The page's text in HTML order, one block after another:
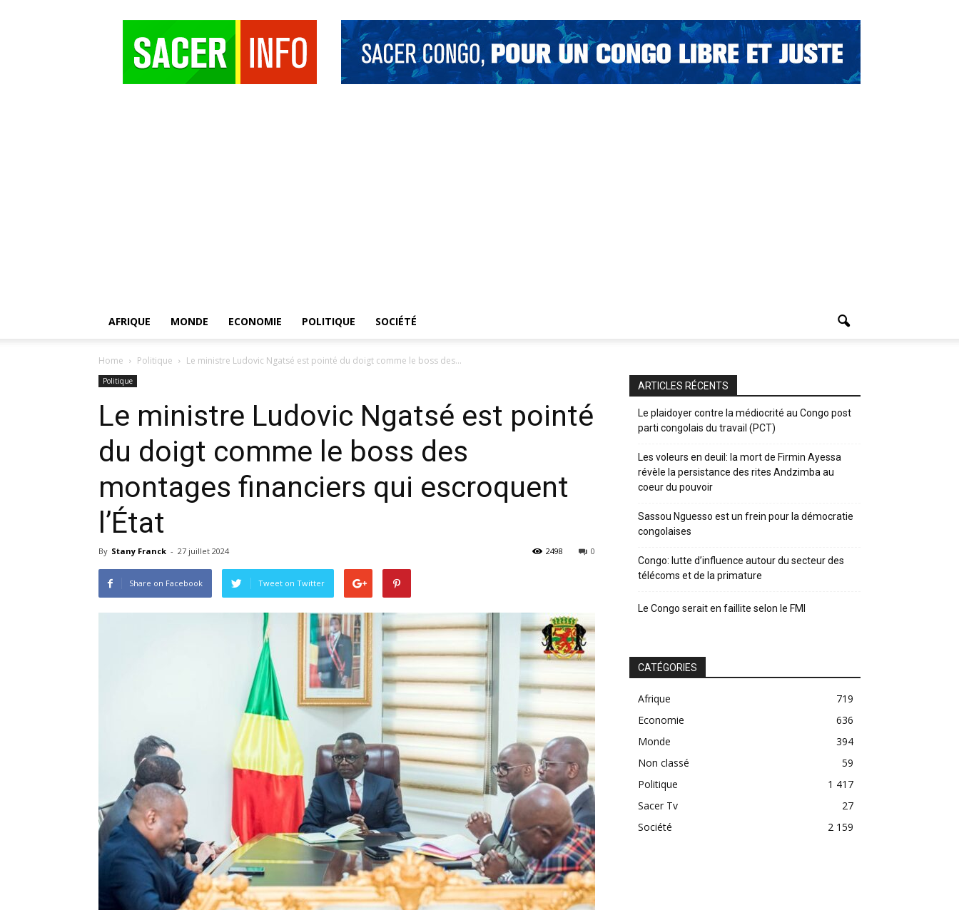
AFRIQUE MONDE ECONOMIE POLITIQUE SOCIÉTÉ
Home Politique Le ministre Ludovic Ngatsé est pointé du doigt comme le boss des...
Politique
Le ministre Ludovic Ngatsé est pointé
du doigt comme le boss des
montages financiers qui escroquent
l’État
By Stany Franck - 27 juillet 2024 0
2498
Share on Facebook Tweet on Twitter
ARTICLES RÉCENTS
Le plaidoyer contre la médiocrité au Congo post
parti congolais du travail (PCT)
Les voleurs en deuil: la mort de Firmin Ayessa
révèle la persistance des rites Andzimba au
coeur du pouvoir
Sassou Nguesso est un frein pour la démocratie
congolaises
Congo: lutte d’influence autour du secteur des
télécoms et de la primature
Le Congo serait en faillite selon le FMI
CATÉGORIES
Afrique
719
Economie
636
Monde
394
Non classé
59
Politique
1 417
Sacer Tv
27
Société
2 159